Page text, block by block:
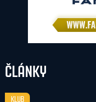
ČLÁNKY
KLUB